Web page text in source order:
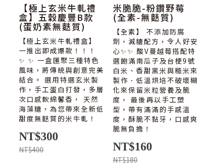
【極上玄米牛軋禮
盒】五穀慶豐B款
(蛋奶素無麩質)
【極上玄米牛軋禮盒】
一推出即成爆款！！！
✨ ✨ 一盒匯聚三種特色
風味，將傳統與創意完美
結合。 選用特選玄米製
作，手工蛋白打發，多層
次口感軟綿馨香， 天然
海藻糖，為您帶來全新低
甜度無麩質的米牛軋！
NT$300
NT$400
米脆脆-粉鑽野莓
(全素-無麩質)
【全素】 不添加防腐
劑，減糖配方，令人好安
心✨✨ 酸V蔓越莓搭配特
選飽滿南瓜子及台梗9號
白米、香甜黑米與糙米來
製作．低溫烘培不破壞糊
化來保留米粒營養及脆
度， 最後再以手工塑
型，帶有滿滿的手感溫
度，酥脆不黏牙，口感爽
脆無負擔！
NT$160
NT$180